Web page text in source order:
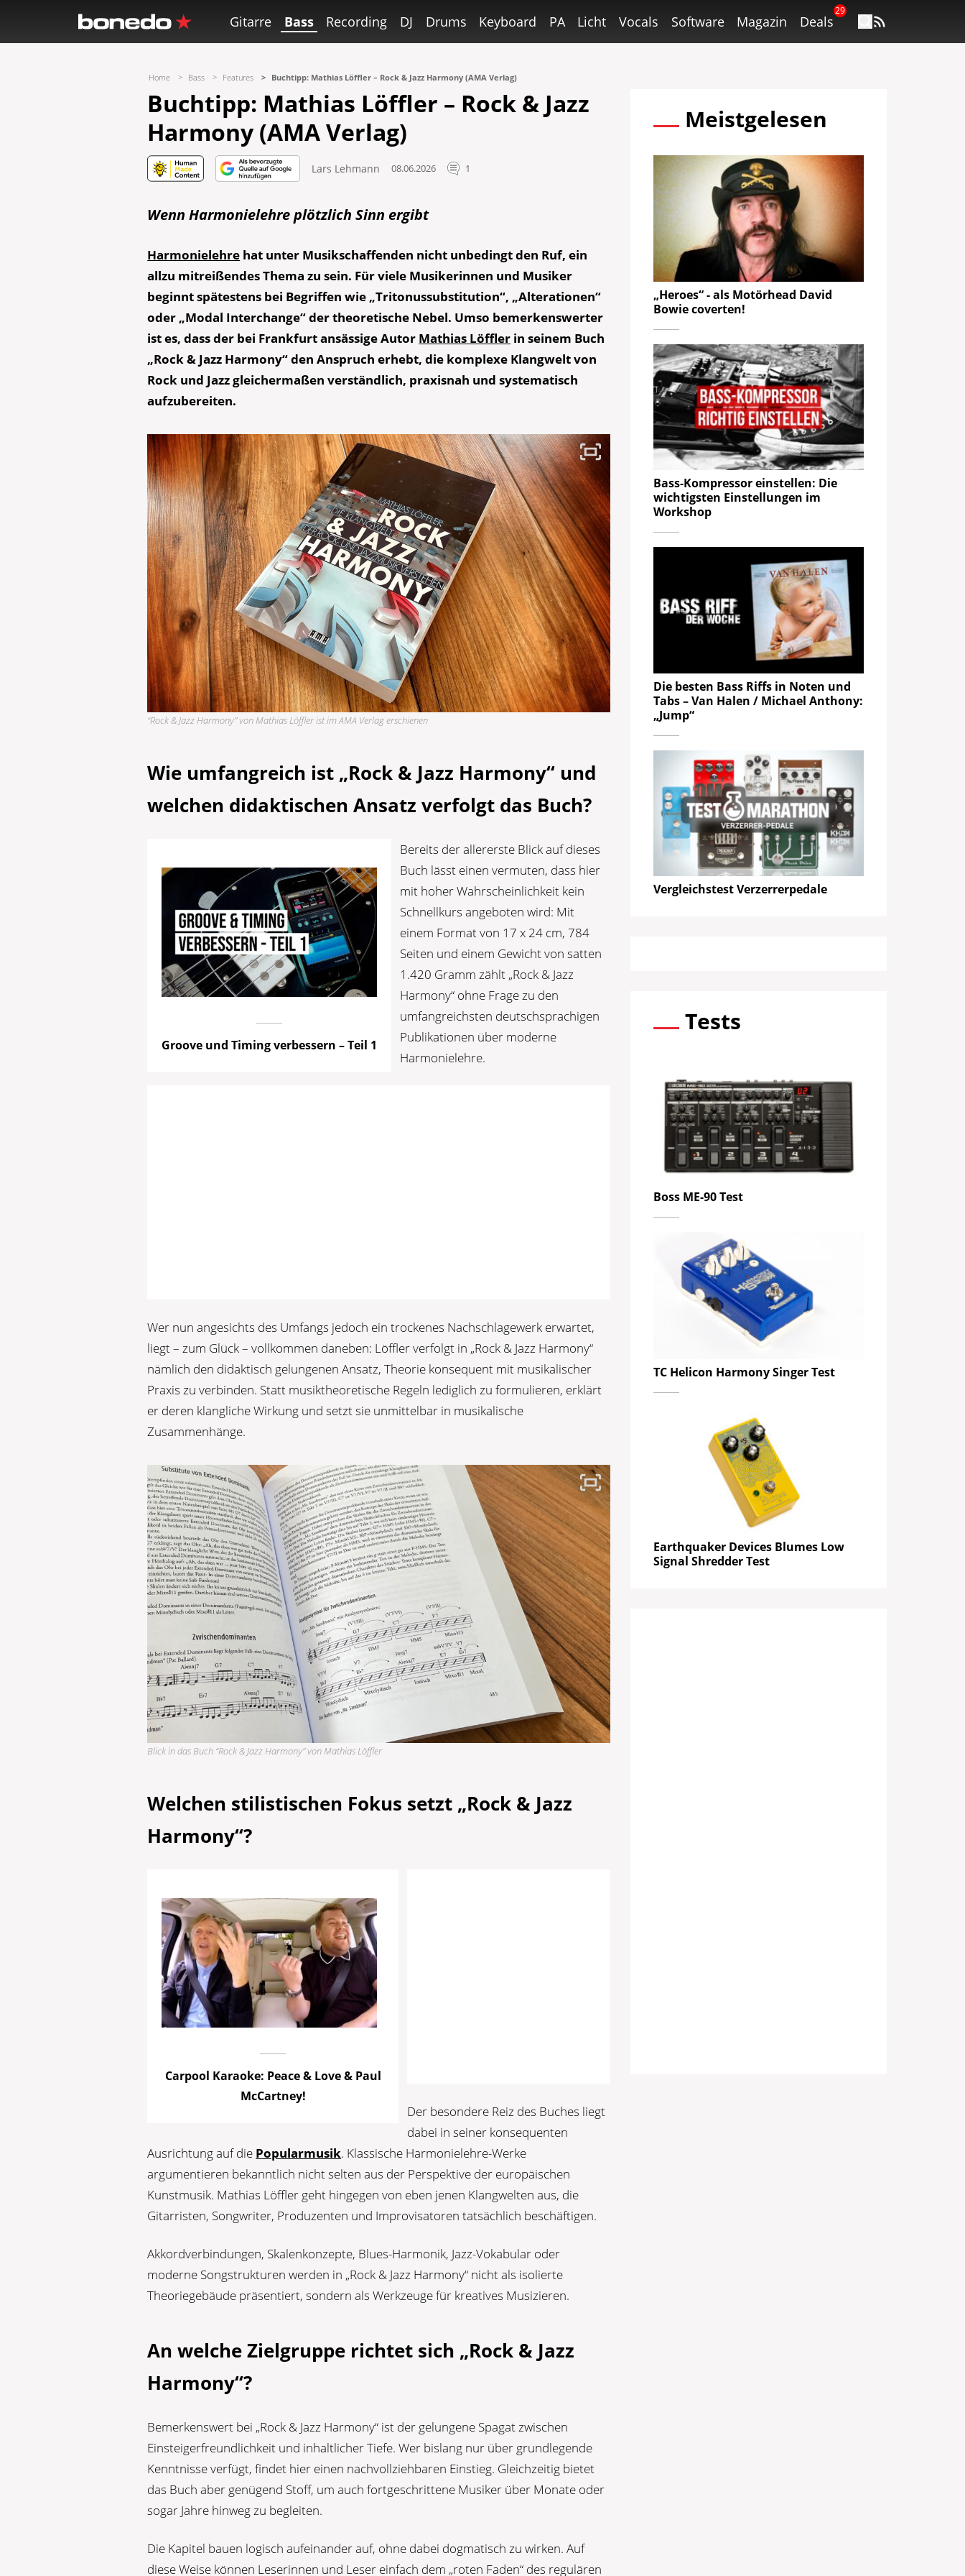
Gitarre Bass Recording DJ Drums Keyboard PA Licht Vocals Software Magazin Deals
29
Home Bass Features Buchtipp: Mathias Löffler – Rock & Jazz Harmony (AMA Verlag)
Buchtipp: Mathias Löffler – Rock & Jazz
Harmony (AMA Verlag)
Lars Lehmann 08.06.2026 1
Wenn Harmonielehre plötzlich Sinn ergibt
Harmonielehre hat unter Musikschaffenden nicht unbedingt den Ruf, ein
allzu mitreißendes Thema zu sein. Für viele Musikerinnen und Musiker
beginnt spätestens bei Begriffen wie „Tritonussubstitution“, „Alterationen“
oder „Modal Interchange“ der theoretische Nebel. Umso bemerkenswerter
ist es, dass der bei Frankfurt ansässige Autor Mathias Löffler in seinem Buch
„Rock & Jazz Harmony“ den Anspruch erhebt, die komplexe Klangwelt von
Rock und Jazz gleichermaßen verständlich, praxisnah und systematisch
aufzubereiten.
“Rock & Jazz Harmony” von Mathias Löffler ist im AMA Verlag erschienen
Wie umfangreich ist „Rock & Jazz Harmony“ und
welchen didaktischen Ansatz verfolgt das Buch?
Groove und Timing verbessern – Teil 1
Bereits der allererste Blick auf dieses
Buch lässt einen vermuten, dass hier
mit hoher Wahrscheinlichkeit kein
Schnellkurs angeboten wird: Mit
einem Format von 17 x 24 cm, 784
Seiten und einem Gewicht von satten
1.420 Gramm zählt „Rock & Jazz
Harmony“ ohne Frage zu den
umfangreichsten deutschsprachigen
Publikationen über moderne
Harmonielehre.
Wer nun angesichts des Umfangs jedoch ein trockenes Nachschlagewerk erwartet,
liegt – zum Glück – vollkommen daneben: Löffler verfolgt in „Rock & Jazz Harmony“
nämlich den didaktisch gelungenen Ansatz, Theorie konsequent mit musikalischer
Praxis zu verbinden. Statt musiktheoretische Regeln lediglich zu formulieren, erklärt
er deren klangliche Wirkung und setzt sie unmittelbar in musikalische
Zusammenhänge.
Blick in das Buch “Rock & Jazz Harmony” von Mathias Löffler
Welchen stilistischen Fokus setzt „Rock & Jazz
Harmony“?
Carpool Karaoke: Peace & Love & Paul
McCartney!
Der besondere Reiz des Buches liegt
dabei in seiner konsequenten
Ausrichtung auf die Popularmusik. Klassische Harmonielehre-Werke
argumentieren bekanntlich nicht selten aus der Perspektive der europäischen
Kunstmusik. Mathias Löffler geht hingegen von eben jenen Klangwelten aus, die
Gitarristen, Songwriter, Produzenten und Improvisatoren tatsächlich beschäftigen.
Akkordverbindungen, Skalenkonzepte, Blues-Harmonik, Jazz-Vokabular oder
moderne Songstrukturen werden in „Rock & Jazz Harmony“ nicht als isolierte
Theoriegebäude präsentiert, sondern als Werkzeuge für kreatives Musizieren.
An welche Zielgruppe richtet sich „Rock & Jazz
Harmony“?
Bemerkenswert bei „Rock & Jazz Harmony“ ist der gelungene Spagat zwischen
Einsteigerfreundlichkeit und inhaltlicher Tiefe. Wer bislang nur über grundlegende
Kenntnisse verfügt, findet hier einen nachvollziehbaren Einstieg. Gleichzeitig bietet
das Buch aber genügend Stoff, um auch fortgeschrittene Musiker über Monate oder
sogar Jahre hinweg zu begleiten.
Die Kapitel bauen logisch aufeinander auf, ohne dabei dogmatisch zu wirken. Auf
diese Weise können Leserinnen und Leser einfach dem „roten Faden“ des regulären
Meistgelesen
„Heroes“ - als Motörhead David
Bowie coverten!
Bass-Kompressor einstellen: Die
wichtigsten Einstellungen im
Workshop
Die besten Bass Riffs in Noten und
Tabs – Van Halen / Michael Anthony:
„Jump“
Vergleichstest Verzerrerpedale
Tests
Boss ME-90 Test
TC Helicon Harmony Singer Test
Earthquaker Devices Blumes Low
Signal Shredder Test